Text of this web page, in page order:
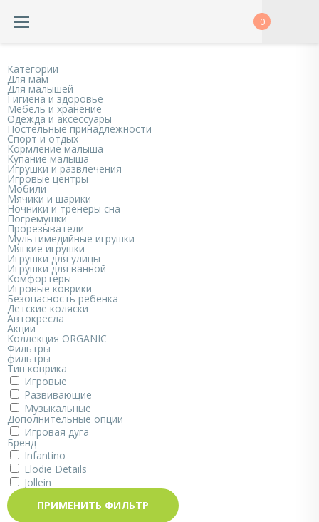
0
Категории
Для мам
Для малышей
Гигиена и здоровье
Мебель и хранение
Одежда и аксессуары
Постельные принадлежности
Спорт и отдых
Кормление малыша
Купание малыша
Игрушки и развлечения
Игровые центры
Мобили
Мячики и шарики
Ночники и тренеры сна
Погремушки
Прорезыватели
Мультимедийные игрушки
Мягкие игрушки
Игрушки для улицы
Игрушки для ванной
Комфортеры
Игровые коврики
Безопасность ребенка
Детские коляски
Автокресла
Акции
Коллекция ORGANIC
Фильтры
фильтры
Тип коврика
Игровые
Развивающие
Музыкальные
Дополнительные опции
Игровая дуга
Бренд
Infantino
Elodie Details
Jollein
ПРИМЕНИТЬ ФИЛЬТР